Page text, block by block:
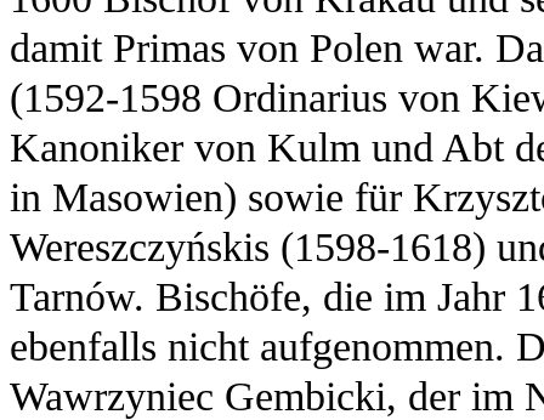
damit Primas von Polen war.
(1592-1598 Ordinarius von
Kanoniker von Kulm und Abt
in Masowien) sowie für
Wereszczyńskis (1598-1618)
Tarnów. Bischöfe, die im Jahr
ebenfalls nicht aufgenommen.
Wawrzyniec Gembicki, der im